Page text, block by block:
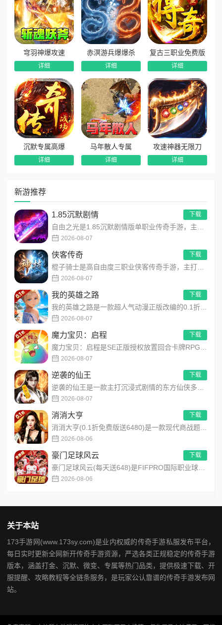
新游推荐
1.85沉默剧情
2026-08-07
下载
侠客传奇
2026-08-07
下载
我的英雄之路
2026-08-07
下载
魔力宝贝：启程
2026-08-07
下载
逆袭的仙王
2026-08-07
下载
消消大亨
2026-08-06
下载
豪门足球风云
2026-08-06
下载
穹羽神爆攻速
详细
赤溟游兵爆爆杀
详细
复古三职业免费版
详细
沉默专属高爆
详细
马年散人专属
详细
攻速神器无限刀
详细
关于本站
173手游网(www.173sy.com)是业内权威的传奇手游私服发布平台，
每日实时更新全网新开传奇手游资源，严选各类正规稳定的传奇手游
版本，涵盖打金、沉默、微变、专属等热门品类，提供极速下载、开
服提醒、攻略教程等全链条服务，是玩家公认靠谱的传奇手游发布网
站。